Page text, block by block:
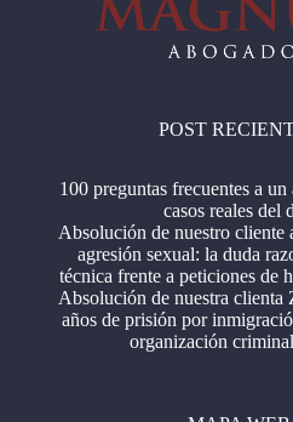
POST
100 preguntas frecuentes a
casos reales del
Absolución de nuestro cliente
agresión sexual: la duda
técnica frente a peticiones de
Absolución de nuestra clienta
años de prisión por
organización